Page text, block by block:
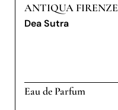
ANTIQUA FIRENZE
Dea Sutra
Eau de Parfum